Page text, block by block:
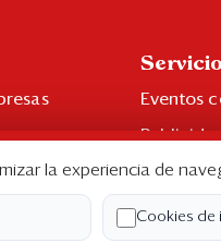
Eventos
Libro de
la experiencia de
Cookies de